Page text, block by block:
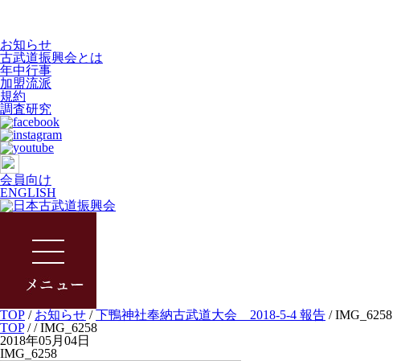
お知らせ
古武道振興会とは
年中行事
加盟流派
規約
調査研究
会員向け
ENGLISH
TOP / お知らせ /下鴨神社奉納古武道大会 2018-5-4 報告 /IMG_6258
TOP// IMG_6258
2018年05月04日
IMG_6258